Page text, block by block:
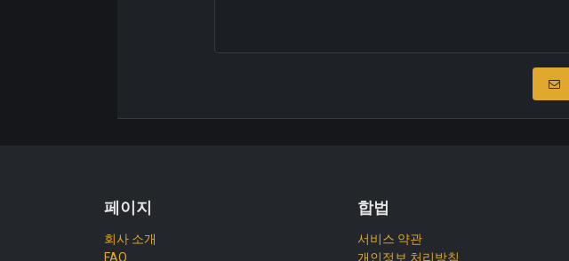
페이지
회사 소개
FAQ
합법
서비스 약관
개인정보 처리방침